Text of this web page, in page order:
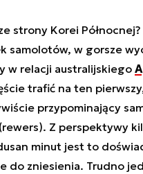
strony Korei Północnej?
samolotów, w gorsze
w relacji australijskiego
trafić na ten
przypominający
Z perspektywy
minut jest to
do zniesienia. Trudno